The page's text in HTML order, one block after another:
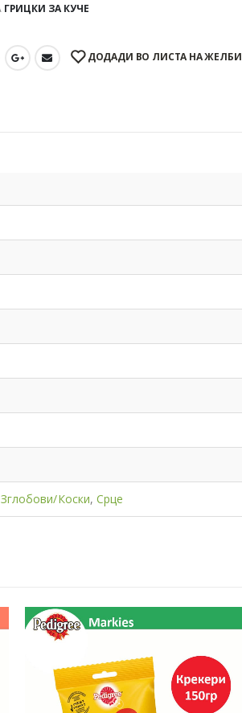
ГРИЦКИ ЗА КУЧЕ
ДОДАДИ ВО ЛИСТА НА ЖЕЛБИ
Зглобови/Коски,Срце
-12%